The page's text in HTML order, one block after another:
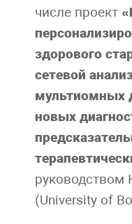
числе проект
здорового
сетевой
мультиомных
новых
руководством
(University of